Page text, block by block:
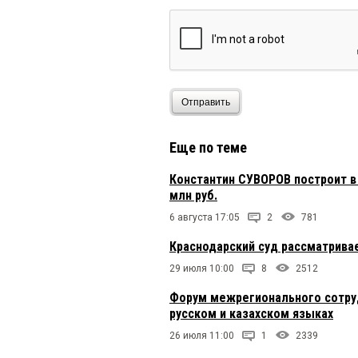
Seregas, а вы пойдите
верить начнете!
Ну к аграрному
За всех 27 ноября 2025 в
DM 27 ноября 2025 в
Урожай хороший —
бандерас
видел только поля---
Отправить
Еще по теме
Константин СУВОРОВ построит
млн руб.
6 августа 17:05 2 781
Краснодарский суд
29 июля 10:00 8 2512
Форум межрегионального
русском и казахском языках
26 июля 11:00 1 2339